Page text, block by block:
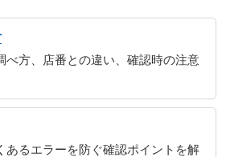
べ方、店番との違い、確認時の注意
あるエラーを防ぐ確認ポイントを解